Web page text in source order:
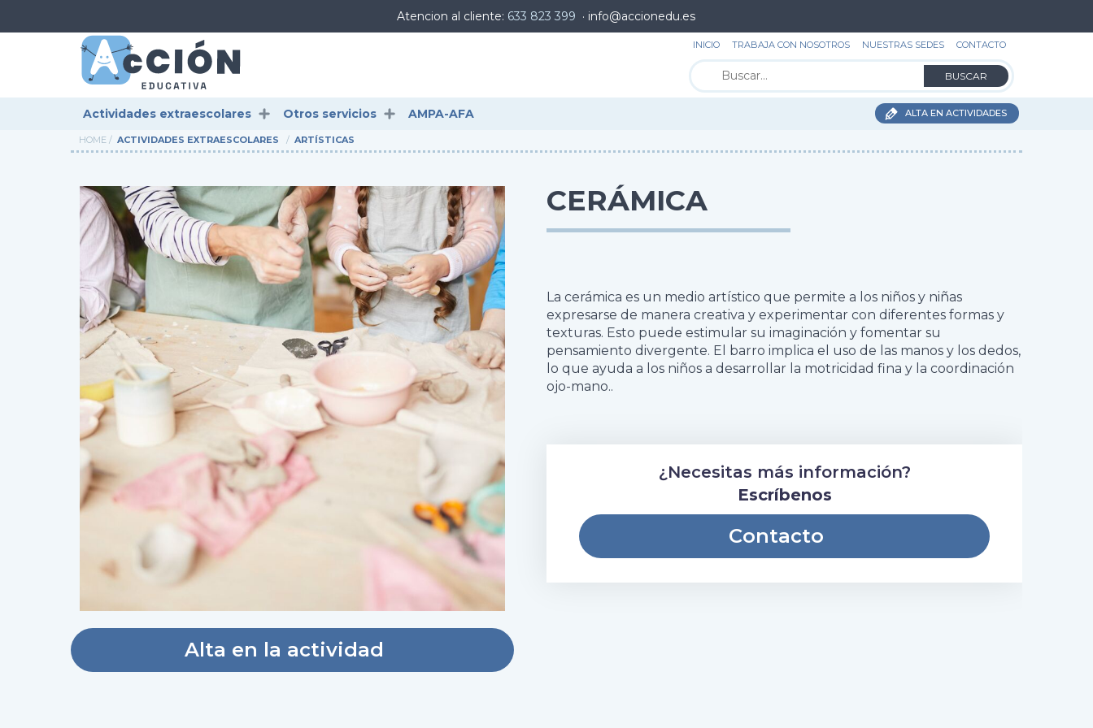
Atencion al cliente: 633 823 399 · info@accionedu.es
INICIO TRABAJA CON NOSOTROS NUESTRAS SEDES CONTACTO
ALTA EN ACTIVIDADES
Actividades extraescolares Otros servicios AMPA-AFA
HOME ACTIVIDADES EXTRAESCOLARES ARTÍSTICAS
Alta en la actividad
CERÁMICA
La cerámica es un medio artístico que permite a los niños y niñas
expresarse de manera creativa y experimentar con diferentes formas y
texturas. Esto puede estimular su imaginación y fomentar su
pensamiento divergente. El barro implica el uso de las manos y los dedos,
lo que ayuda a los niños a desarrollar la motricidad fina y la coordinación
ojo-mano..
¿Necesitas más información?
Escríbenos
Contacto